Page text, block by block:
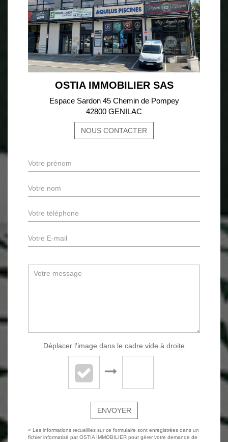
OSTIA IMMOBILIER SAS
Espace Sardon 45 Chemin de Pompey
42800 GENILAC
NOUS CONTACTER
Déplacer l'image dans le cadre vide à droite
ENVOYER
« Les informations recueillies sur ce formulaire sont enregistrées dans un
fichier informatisé par OSTIA IMMOBILIER pour gérer votre demande de